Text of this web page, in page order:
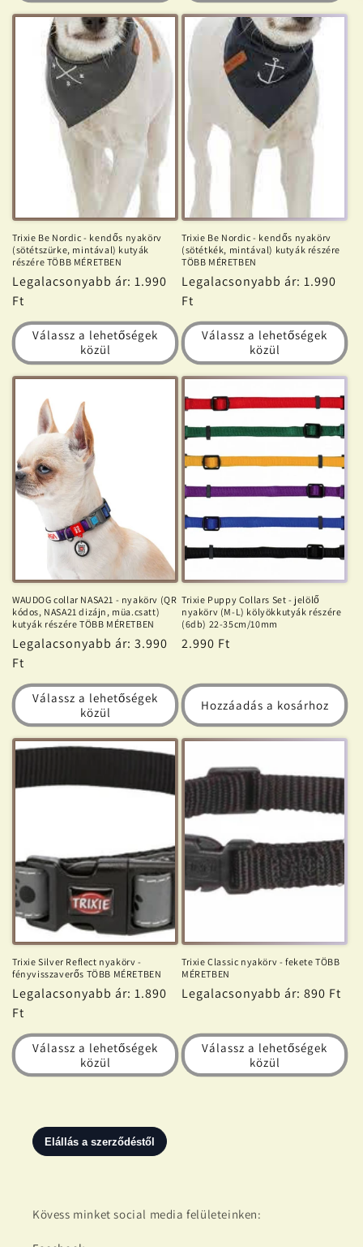
Trixie Be Nordic - kendős nyakörv
(sötétszürke, mintával) kutyák
részére TÖBB MÉRETBEN
Normál
ár
Legalacsonyabb ár: 1.990
Ft
Válassz a lehetőségek
közül
Trixie Be Nordic - kendős nyakörv
(sötétkék, mintával) kutyák részére
TÖBB MÉRETBEN
Normál
ár
Legalacsonyabb ár: 1.990
Ft
Válassz a lehetőségek
közül
WAUDOG collar NASA21 - nyakörv (QR
kódos, NASA21 dizájn, müa.csatt)
kutyák részére TÖBB MÉRETBEN
Normál
ár
Legalacsonyabb ár: 3.990
Ft
Válassz a lehetőségek
közül
Trixie Puppy Collars Set - jelölő
nyakörv (M-L) kölyökkutyák részére
(6db) 22-35cm/10mm
Normál
2.990 Ft
Hozzáadás a kosárhoz
Trixie Silver Reflect nyakörv -
fényvisszaverős TÖBB MÉRETBEN
Normál
ár
Legalacsonyabb ár: 1.890
Ft
Válassz a lehetőségek
közül
Trixie Classic nyakörv - fekete TÖBB
MÉRETBEN
Normál
Legalacsonyabb ár: 890 Ft
Válassz a lehetőségek
közül
Kövess minket social media felületeinken: